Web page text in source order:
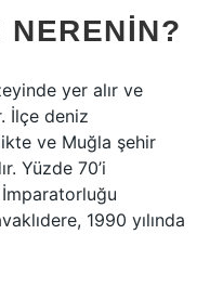
NERENIN?
yer alır ve
İlçe deniz
ve Muğla şehir
Yüzde 70’i
İmparatorluğu
1990 yılında